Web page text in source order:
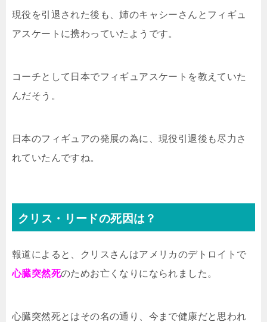
現役を引退された後も、姉のキャシーさんとフィギュ
アスケートに携わっていたようです。
コーチとして日本でフィギュアスケートを教えていた
んだそう。
日本のフィギュアの発展の為に、現役引退後も尽力さ
れていたんですね。
クリス・リードの死因は？
報道によると、クリスさんはアメリカのデトロイトで
心臓突然死のためお亡くなりになられました。
心臓突然死とはその名の通り、今まで健康だと思われ